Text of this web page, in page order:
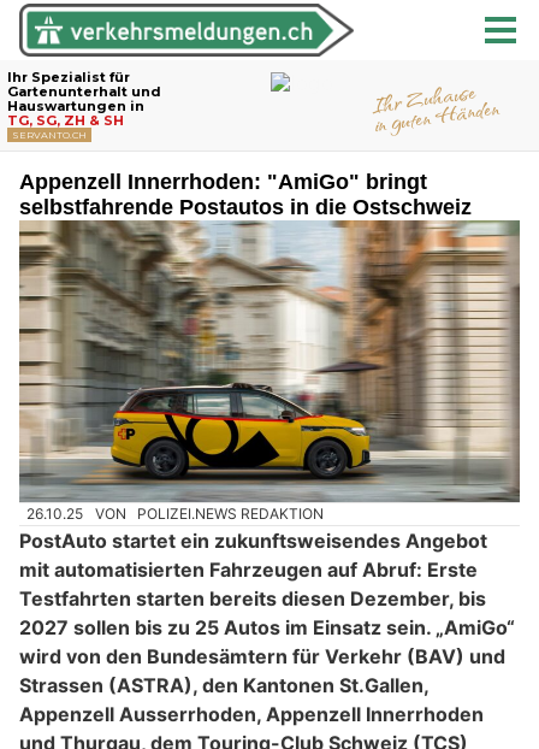
Appenzell Innerrhoden: "AmiGo" bringt
selbstfahrende Postautos in die Ostschweiz
26.10.25 VON POLIZEI.NEWS REDAKTION
PostAuto startet ein zukunftsweisendes Angebot
mit automatisierten Fahrzeugen auf Abruf: Erste
Testfahrten starten bereits diesen Dezember, bis
2027 sollen bis zu 25 Autos im Einsatz sein. „AmiGo“
wird von den Bundesämtern für Verkehr (BAV) und
Strassen (ASTRA), den Kantonen St.Gallen,
Appenzell Ausserrhoden, Appenzell Innerrhoden
und Thurgau, dem Touring-Club Schweiz (TCS)